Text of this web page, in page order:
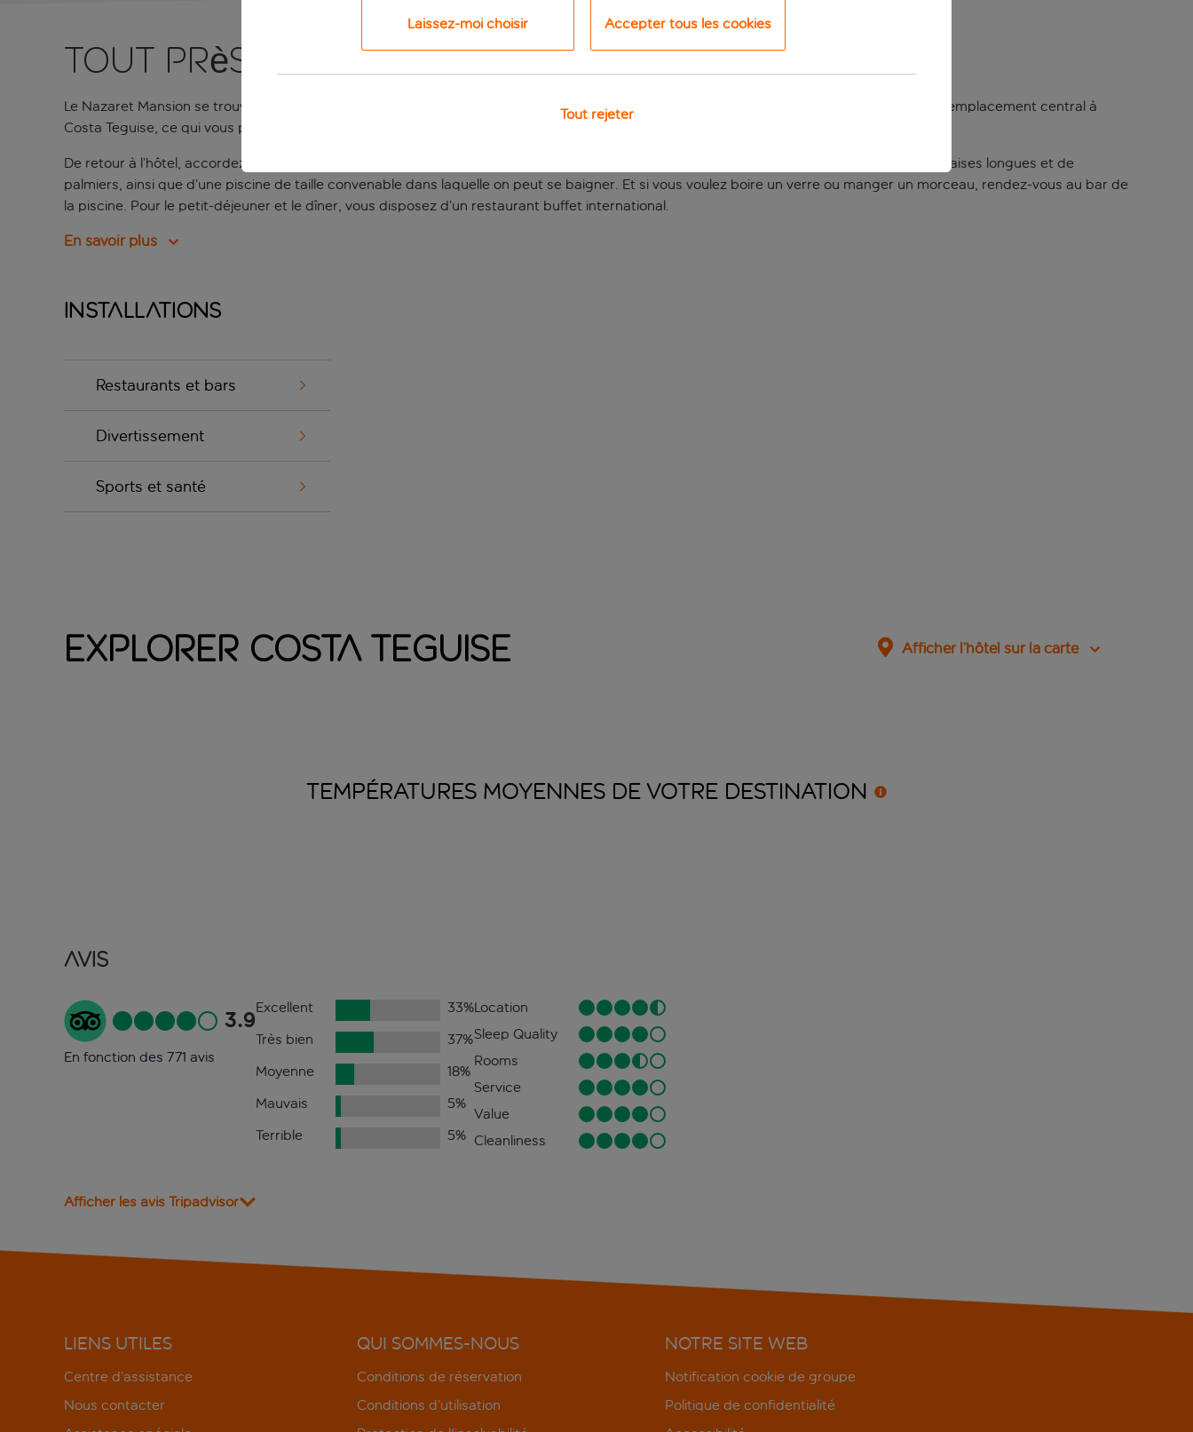
Tout près de la plage
Le Nazaret Mansion se trouve à cinq minutes de marche des plages de sable fin de Playa Las Cucharas. L’hôtel bénéficie également d’un emplacement central à
Costa Teguise, ce qui vous permet d’accéder à de nombreux restaurants, bars et boutiques à quelques minutes de l’hôtel.
De retour à l’hôtel, accordez-vous un moment de détente à la piscine. Vous profiterez d’une terrasse baignée de soleil, agrémentée de chaises longues et de
palmiers, ainsi que d’une piscine de taille convenable dans laquelle on peut se baigner. Et si vous voulez boire un verre ou manger un morceau, rendez-vous au bar de
la piscine. Pour le petit-déjeuner et le dîner, vous disposez d’un restaurant buffet international.
En savoir plus
Installations
Restaurants et bars
Divertissement
Sports et santé
Explorer Costa Teguise Afficher l’hôtel sur la carte
TEMPÉRATURES MOYENNES DE VOTRE DESTINATION
Avis
3.9
En fonction des 771 avis
Excellent 33%
Très bien
37%
Moyenne
18%
Mauvais
5%
Terrible
5%
Location
Sleep Quality
Rooms
Service
Value
Cleanliness
Afficher les avis Tripadvisor
LIENS UTILES
Centre d’assistance
Nous contacter
QUI SOMMES-NOUS
Conditions de réservation
Conditions d’utilisation
NOTRE SITE WEB
Notification cookie de groupe
Politique de confidentialité
Laissez-moi choisir Accepter tous les cookies
Tout rejeter